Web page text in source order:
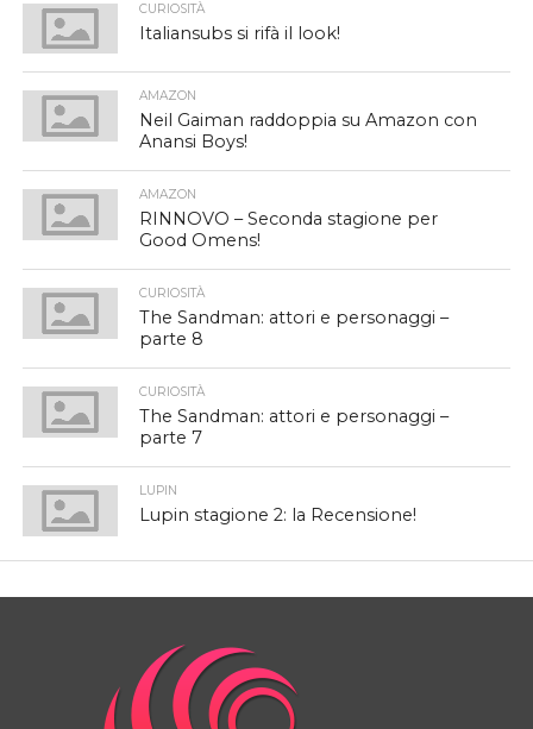
CURIOSITÀ
Italiansubs si rifà il look!
AMAZON
Neil Gaiman raddoppia su Amazon con
Anansi Boys!
AMAZON
RINNOVO – Seconda stagione per
Good Omens!
CURIOSITÀ
The Sandman: attori e personaggi –
parte 8
CURIOSITÀ
The Sandman: attori e personaggi –
parte 7
LUPIN
Lupin stagione 2: la Recensione!